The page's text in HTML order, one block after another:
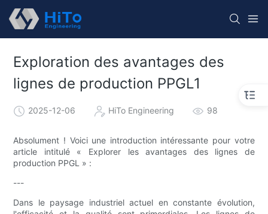
Exploration des avantages des
lignes de production PPGL1
2025-12-06 HiTo Engineering 98
Absolument ! Voici une introduction intéressante pour votre
article intitulé « Explorer les avantages des lignes de
production PPGL » :
---
Dans le paysage industriel actuel en constante évolution,